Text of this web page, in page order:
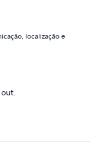
localização e